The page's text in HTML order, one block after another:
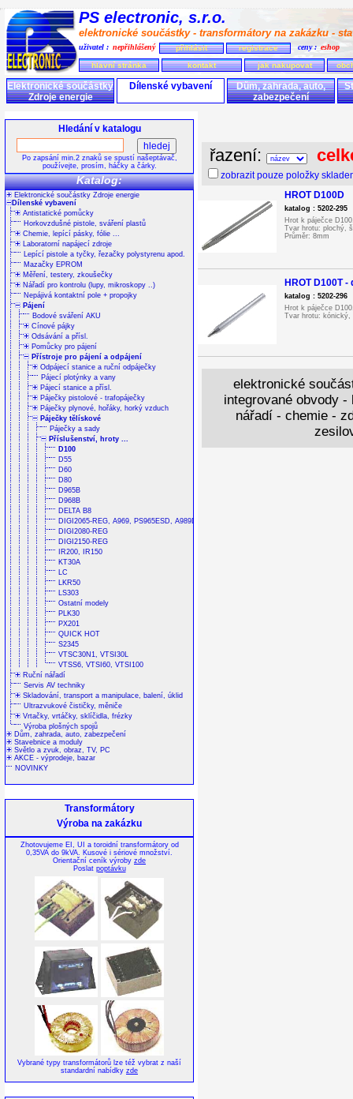
PS electronic, s.r.o.
elektronické součástky - transformátory na zakázku -
uživatel : nepřihlášený přihlásit registrace ceny : eshop
hlavní stránka kontakt jak nakupovat
Elektronické součástky
Zdroje energie
Dílenské vybavení
Dům, zahrada, auto,
zabezpečení
Hledání v katalogu
Po zapsání min.2 znaků se spustí našeptávač,
používejte, prosím, háčky a čárky.
Katalog:
Elektronické součástky Zdroje energie
Dílenské vybavení
Antistatické pomůcky
Horkovzdušné pistole, sváření plastů
Chemie, lepící pásky, fólie ...
Laboratorní napájecí zdroje
Lepící pistole a tyčky, řezačky polystyrenu apod.
Mazačky EPROM
Měření, testery, zkoušečky
Nářadí pro kontrolu (lupy, mikroskopy ..)
Nepájivá kontaktní pole + propojky
Pájení
Bodové sváření AKU
Cínové pájky
Odsávání a přísl.
Pomůcky pro pájení
Přístroje pro pájení a odpájení
Odpájecí stanice a ruční odpáječky
Pájecí plotýnky a vany
Pájecí stanice a přísl.
Páječky pistolové - trafopáječky
Páječky plynové, hořáky, horký vzduch
Páječky tělískové
Páječky a sady
Příslušenství, hroty ...
D100
D55
D60
D80
D965B
D968B
DELTA B8
DIGI2065-REG, A969, PS965ESD, A989D, A980D-ESD
DIGI2080-REG
DIGI2150-REG
IR200, IR150
KT30A
LC
LKR50
LS303
Ostatní modely
PLK30
PX201
QUICK HOT
S2345
VTSC30N1, VTSI30L
VTSS6, VTSI60, VTSI100
Ruční nářadí
Servis AV techniky
Skladování, transport a manipulace, balení, úklid
Ultrazvukové čističky, měniče
Vrtačky, vrtáčky, sklíčidla, frézky
Výroba plošných spojů
Dům, zahrada, auto, zabezpečení
Stavebnice a moduly
Světlo a zvuk, obraz, TV, PC
AKCE - výprodeje, bazar
NOVINKY
Transformátory
Výroba na zakázku
Zhotovujeme EI, UI a toroidní transformátory od
0,35VA do 9kVA. Kusové i sériové množství.
Orientační ceník výroby zde
Poslat poptávku
Vybrané typy transformátorů lze též vybrat z naší
standardní nabídky zde
řazení:
zobrazit pouze položky
HROT D100D
katalog : 5202-295
Hrot k páječce
Tvar hrotu: plochý,
Průměr: 8mm
HROT D100T -
katalog : 5202-296
Hrot k páječce
Tvar hrotu: kónický,
elektronické
integrované obvody
nářadí - chemie -